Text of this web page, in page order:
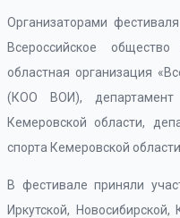
Организаторами
Всероссийское
областная организация
(КОО ВОИ), департамент
Кемеровской области,
спорта Кемеровской области.
В фестивале приняли
Иркутской,